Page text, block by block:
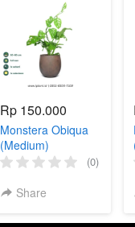
Rp 150.000
Monstera Obiqua
(Medium)
(0)
Share